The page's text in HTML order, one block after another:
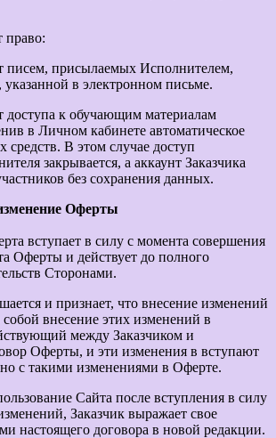
право:
писем, присылаемых Исполнителем,
указанной в электронном письме.
доступа к обучающим материалам
в Личном кабинете автоматическое
средств. В этом случае доступ
закрывается, а аккаунт Заказчика
без сохранения данных.
Оферты
вступает в силу с момента совершения
Оферты и действует до полного
Сторонами.
и признает, что внесение изменений
внесение этих изменений в
между Заказчиком и
Оферты, и эти изменения в вступают
с такими изменениями в Оферте.
Сайта после вступления в силу
Заказчик выражает свое
настоящего договора в новой редакции.